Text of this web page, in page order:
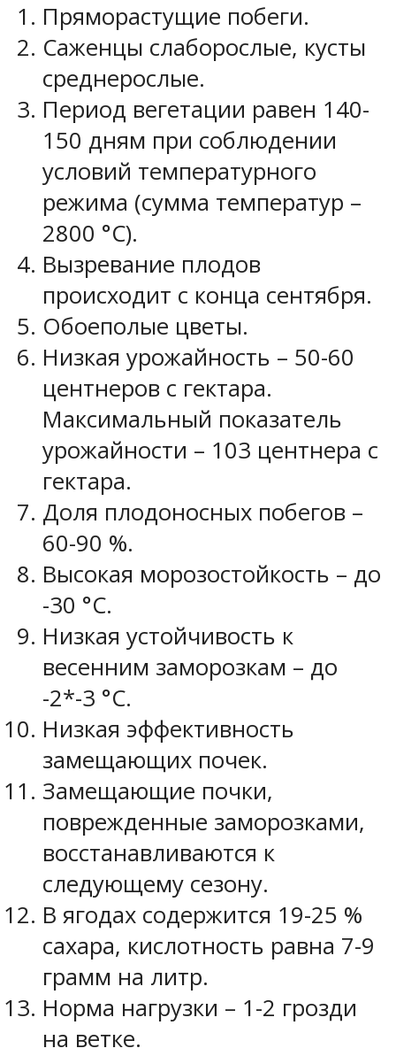
Пряморастущие побеги.
Саженцы слаборослые, кусты
среднерослые.
Период вегетации равен 140-
150 дням при соблюдении
условий температурного
режима (сумма температур –
2800 °С).
Вызревание плодов
происходит с конца сентября.
Обоеполые цветы.
Низкая урожайность – 50-60
центнеров с гектара.
Максимальный показатель
урожайности – 103 центнера с
гектара.
Доля плодоносных побегов –
60-90 %.
Высокая морозостойкость – до
-30 °С.
Низкая устойчивость к
весенним заморозкам – до
-2*-3 °С.
Низкая эффективность
замещающих почек.
Замещающие почки,
поврежденные заморозками,
восстанавливаются к
следующему сезону.
В ягодах содержится 19-25 %
сахара, кислотность равна 7-9
грамм на литр.
Норма нагрузки – 1-2 грозди
на ветке.